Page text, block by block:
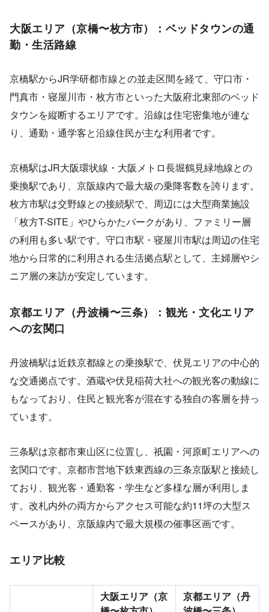
大阪エリア（京橋〜枚方市）：ベッドタウンの通
勤・生活路線
京橋駅からJR学研都市線との並走区間を経て、守口市・
門真市・寝屋川市・枚方市といった大阪府北東部のベッド
タウンを縦断するエリアです。沿線は住宅密集地が連な
り、通勤・通学客と沿線住民が主な利用者です。
京橋駅はJR大阪環状線・大阪メトロ長堀鶴見緑地線との
乗換駅であり、京阪線内で最大級の乗降客数を誇ります。
枚方市駅は交野線との接続駅で、周辺には大型商業施設
「枚方T-SITE」やひらかたパークがあり、ファミリー層
の利用も多い駅です。守口市駅・寝屋川市駅は周辺の住宅
地から日常的に利用される生活拠点駅として、主婦層やシ
ニア層の来訪が安定しています。
京都エリア（丹波橋〜三条）：観光・文化エリア
への玄関口
丹波橋駅は近鉄京都線との乗換駅で、伏見エリアの中心的
な交通拠点です。酒蔵や伏見稲荷大社への観光客の動線に
もなっており、住民と観光客が混在する独自の客層を持っ
ています。
三条駅は京都市東山区に位置し、祇園・河原町エリアへの
玄関口です。京都市営地下鉄東西線の三条京阪駅と接続し
ており、観光客・通勤客・学生など多様な層が利用しま
す。改札内外の両方からアクセス可能な約11坪の大型ス
ペースがあり、京阪線内で最大規模の催事区画です。
エリア比較
大阪エリア（京
京都エリア（丹